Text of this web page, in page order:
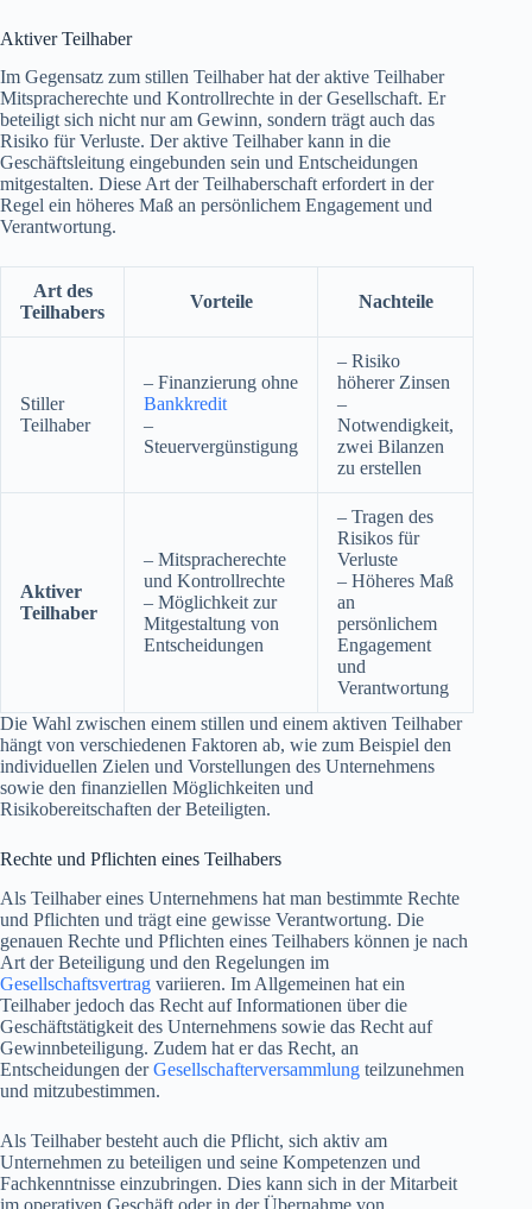
Aktiver Teilhaber
Im Gegensatz zum stillen Teilhaber hat der aktive Teilhaber
Mitspracherechte und Kontrollrechte in der Gesellschaft. Er
beteiligt sich nicht nur am Gewinn, sondern trägt auch das
Risiko für Verluste. Der aktive Teilhaber kann in die
Geschäftsleitung eingebunden sein und Entscheidungen
mitgestalten. Diese Art der Teilhaberschaft erfordert in der
Regel ein höheres Maß an persönlichem Engagement und
Verantwortung.
Art des
Teilhabers
Vorteile Nachteile
Stiller
Teilhaber
– Finanzierung ohne
Bankkredit
–
Steuervergünstigung
– Risiko
höherer Zinsen
–
Notwendigkeit,
zwei Bilanzen
zu erstellen
Aktiver
Teilhaber
– Mitspracherechte
und Kontrollrechte
– Möglichkeit zur
Mitgestaltung von
Entscheidungen
– Tragen des
Risikos für
Verluste
– Höheres Maß
an
persönlichem
Engagement
und
Verantwortung
Die Wahl zwischen einem stillen und einem aktiven Teilhaber
hängt von verschiedenen Faktoren ab, wie zum Beispiel den
individuellen Zielen und Vorstellungen des Unternehmens
sowie den finanziellen Möglichkeiten und
Risikobereitschaften der Beteiligten.
Rechte und Pflichten eines Teilhabers
Als Teilhaber eines Unternehmens hat man bestimmte Rechte
und Pflichten und trägt eine gewisse Verantwortung. Die
genauen Rechte und Pflichten eines Teilhabers können je nach
Art der Beteiligung und den Regelungen im
Gesellschaftsvertrag variieren. Im Allgemeinen hat ein
Teilhaber jedoch das Recht auf Informationen über die
Geschäftstätigkeit des Unternehmens sowie das Recht auf
Gewinnbeteiligung. Zudem hat er das Recht, an
Entscheidungen derGesellschafterversammlung teilzunehmen
und mitzubestimmen.
Als Teilhaber besteht auch die Pflicht, sich aktiv am
Unternehmen zu beteiligen und seine Kompetenzen und
Fachkenntnisse einzubringen. Dies kann sich in der Mitarbeit